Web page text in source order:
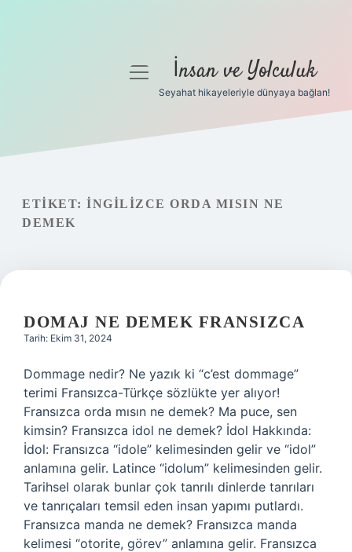
Gizlilik Politikası
Hakkımızda
menüyü İnsan ve Yolculuk
Seyahat hikayeleriyle dünyaya bağlan!
ETIKET: İNGILIZCE ORDA MISIN NE
DEMEK
DOMAJ NE DEMEK FRANSIZCA
Tarih: Ekim 31, 2024
Dommage nedir? Ne yazık ki “c’est dommage”
terimi Fransızca-Türkçe sözlükte yer alıyor!
Fransızca orda mısın ne demek? Ma puce, sen
kimsin? Fransızca idol ne demek? İdol Hakkında:
İdol: Fransızca “idole” kelimesinden gelir ve “idol”
anlamına gelir. Latince “idolum” kelimesinden gelir.
Tarihsel olarak bunlar çok tanrılı dinlerde tanrıları
ve tanrıçaları temsil eden insan yapımı putlardı.
Fransızca manda ne demek? Fransızca manda
kelimesi “otorite, görev” anlamına gelir. Fransızca